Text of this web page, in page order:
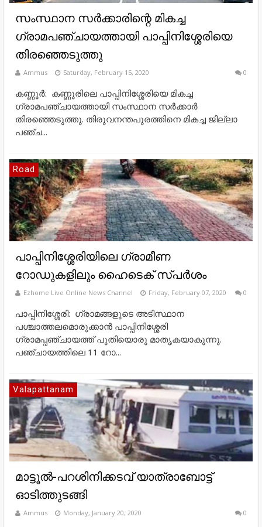
സംസ്ഥാന സര്‍ക്കാരിന്റെ മികച്ച
ഗ്രാമപഞ്ചായത്തായി പാപ്പിനിശ്ശേരിയെ
തിരഞ്ഞെടുത്തു
Ammus Saturday, February 15, 2020 0
കണ്ണൂര്‍: കണ്ണൂരിലെ പാപ്പിനിശ്ശേരിയെ മികച്ച
ഗ്രാമപഞ്ചായത്തായി സംസ്ഥാന സര്‍ക്കാര്‍
തിരഞ്ഞെടുത്തു. തിരുവനന്തപുരത്തിനെ മികച്ച ജില്ലാ
പഞ്ച...
Road
പാപ്പിനിശ്ശേരിയിലെ ഗ്രാമീണ
റോഡുകളിലും ഹൈടെക് സ്പര്‍ശം
Ezhome Live Online News Channel Friday, February 07, 2020 0
പാപ്പിനിശ്ശേരി: ഗ്രാമങ്ങളുടെ അടിസ്ഥാന
പശ്ചാത്തലമൊരുക്കാന്‍ പാപ്പിനിശ്ശേരി
ഗ്രാമപ്പഞ്ചായത്ത് പുതിയൊരു മാതൃകയാകുന്നു.
പഞ്ചായത്തിലെ 11 റോ...
Valapattanam
മാട്ടൂല്‍-പറശിനിക്കടവ് യാത്രാബോട്ട്
ഓടിത്തുടങ്ങി
Ammus Monday, January 20, 2020 0